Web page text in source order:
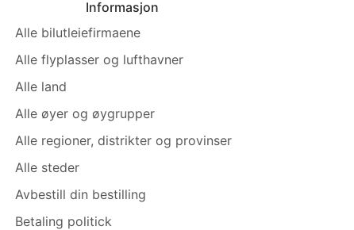
Informasjon
Alle bilutleiefirmaene
Alle flyplasser og lufthavner
Alle land
Alle øyer og øygrupper
Alle regioner, distrikter og provinser
Alle steder
Avbestill din bestilling
Betaling politick